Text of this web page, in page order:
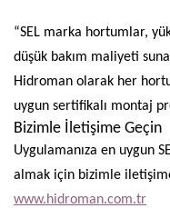
“SEL marka hortumlar,
düşük bakım maliyeti
Hidroman olarak her
uygun sertifikalı montaj
Bizimle İletişime Geçin
Uygulamanıza en uygun
almak için bizimle
www.hidroman.com.tr